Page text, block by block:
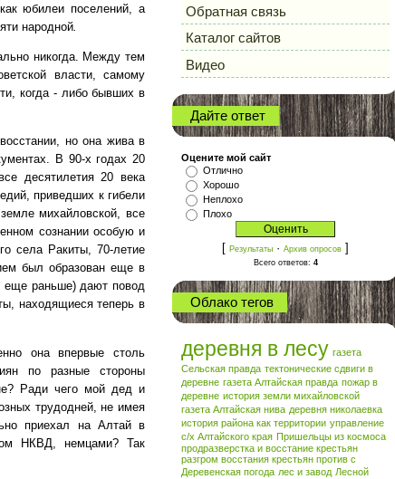
юбилеи поселений, а
народной
никогда. Между тем
власти, самому
когда - либо бывших в
но она жива в
В 90-х годах 20
десятилетия 20 века
приведших к гибели
михайловской, все
сознании особую и
села Ракиты, 70-летие
был образован еще в
еще раньше) дают повод
находящиеся теперь в
она впервые столь
по разные стороны
Ради чего мой дед и
трудодней, не имея
приехал на Алтай в
НКВД, немцами? Так
Обратная связь
Каталог сайтов
Видео
Дайте ответ
Оцените мой сайт
Отлично
Хорошо
Неплохо
Плохо
[ Результаты · Архив опросов ]
Всего ответов: 4
Облако тегов
деревня в лесу газета
Сельская правда тектонические сдвиги в
деревне газета Алтайская правда пожар в
деревне история земли михайловской
газета Алтайская нива деревня николаевка
история района как территории управление
с/х Алтайского края Пришельцы из космоса
продразверстка и восстание крестьян
разгром восстания крестьян против с
Деревенская погода лес и завод Лесной